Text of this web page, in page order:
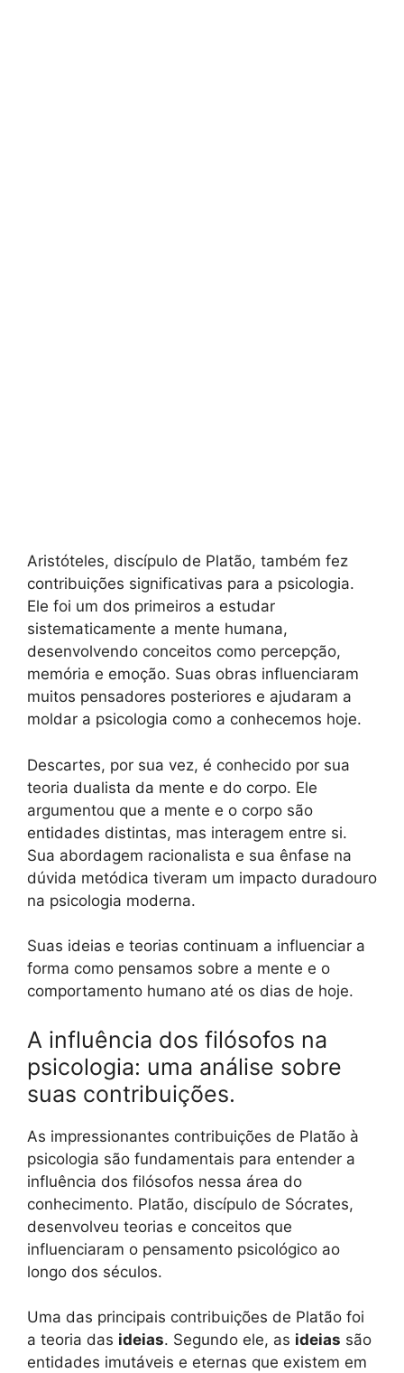
Aristóteles, discípulo de Platão, também fez
contribuições significativas para a psicologia.
Ele foi um dos primeiros a estudar
sistematicamente a mente humana,
desenvolvendo conceitos como percepção,
memória e emoção. Suas obras influenciaram
muitos pensadores posteriores e ajudaram a
moldar a psicologia como a conhecemos hoje.
Descartes, por sua vez, é conhecido por sua
teoria dualista da mente e do corpo. Ele
argumentou que a mente e o corpo são
entidades distintas, mas interagem entre si.
Sua abordagem racionalista e sua ênfase na
dúvida metódica tiveram um impacto duradouro
na psicologia moderna.
Suas ideias e teorias continuam a influenciar a
forma como pensamos sobre a mente e o
comportamento humano até os dias de hoje.
A influência dos filósofos na
psicologia: uma análise sobre
suas contribuições.
As impressionantes contribuições de Platão à
psicologia são fundamentais para entender a
influência dos filósofos nessa área do
conhecimento. Platão, discípulo de Sócrates,
desenvolveu teorias e conceitos que
influenciaram o pensamento psicológico ao
longo dos séculos.
Uma das principais contribuições de Platão foi
a teoria das ideias. Segundo ele, as ideias são
entidades imutáveis e eternas que existem em